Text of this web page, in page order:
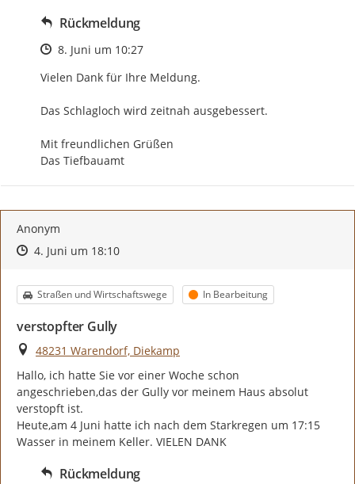
Rückmeldung
Zeitpunkt des Erstellens
8. Juni um 10:27
Vielen Dank für Ihre Meldung.
Das Schlagloch wird zeitnah ausgebessert.
Mit freundlichen Grüßen
Das Tiefbauamt
Anonym
Zeitpunkt des Erstellens
Zeitpunkt des Erstellens
4. Juni um 18:10Zur Äußerung
Kategorie
Straßen und Wirtschaftswege Status
In Bearbeitung
verstopfter Gully
Ort
48231 Warendorf, Diekamp
Hallo, ich hatte Sie vor einer Woche schon
angeschrieben,das der Gully vor meinem Haus absolut
verstopft ist.
Heute,am 4 Juni hatte ich nach dem Starkregen um 17:15
Wasser in meinem Keller. VIELEN DANK
Rückmeldung